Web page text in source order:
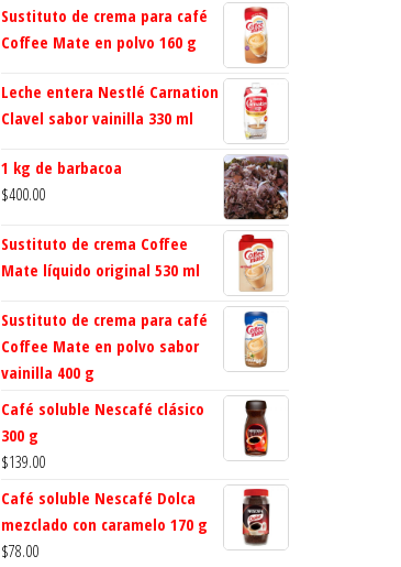
Sustituto de crema para café
Coffee Mate en polvo 160 g
Leche entera Nestlé Carnation
Clavel sabor vainilla 330 ml
1 kg de barbacoa
$400.00
Sustituto de crema Coffee
Mate líquido original 530 ml
Sustituto de crema para café
Coffee Mate en polvo sabor
vainilla 400 g
Café soluble Nescafé clásico
300 g
$139.00
Café soluble Nescafé Dolca
mezclado con caramelo 170 g
$78.00